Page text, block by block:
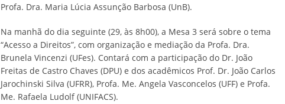
Profa. Dra. Maria Lúcia Assunção Barbosa (UnB).
Na manhã do dia seguinte (29, às 8h00), a Mesa 3 será sobre o tema
“Acesso a Direitos”, com organização e mediação da Profa. Dra.
Brunela Vincenzi (UFes). Contará com a participação do Dr. João
Freitas de Castro Chaves (DPU) e dos acadêmicos Prof. Dr. João Carlos
Jarochinski Silva (UFRR), Profa. Me. Angela Vasconcelos (UFF) e Profa.
Me. Rafaela Ludolf (UNIFACS).